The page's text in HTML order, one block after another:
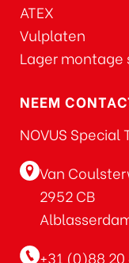
ATEX
Vulplaten
Lager montage
NEEM
NOVUS Special
Van
2952 CB
+31 (0)88 20